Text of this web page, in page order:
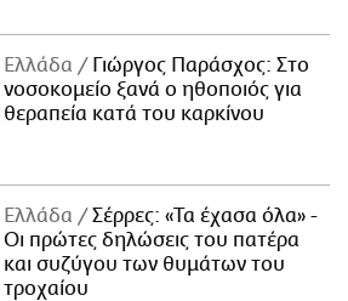
Ελλάδα
Γιώργος Παράσχος: Στο
νοσοκομείο ξανά ο ηθοποιός για
θεραπεία κατά του καρκίνου
Ελλάδα
Σέρρες: «Τα έχασα όλα» -
Οι πρώτες δηλώσεις του πατέρα
και συζύγου των θυμάτων του
τροχαίου